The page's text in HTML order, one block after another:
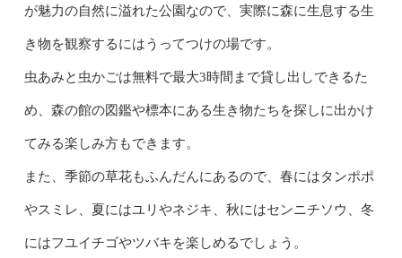
が魅力の自然に溢れた公園なので、実際に森に生息する生
き物を観察するにはうってつけの場です。
虫あみと虫かごは無料で最大3時間まで貸し出しできるた
め、森の館の図鑑や標本にある生き物たちを探しに出かけ
てみる楽しみ方もできます。
また、季節の草花もふんだんにあるので、春にはタンポポ
やスミレ、夏にはユリやネジキ、秋にはセンニチソウ、冬
にはフユイチゴやツバキを楽しめるでしょう。